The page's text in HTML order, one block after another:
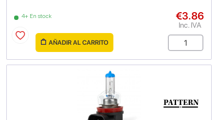
4+ En stock €3.86
Inc. IVA
AÑADIR AL CARRITO